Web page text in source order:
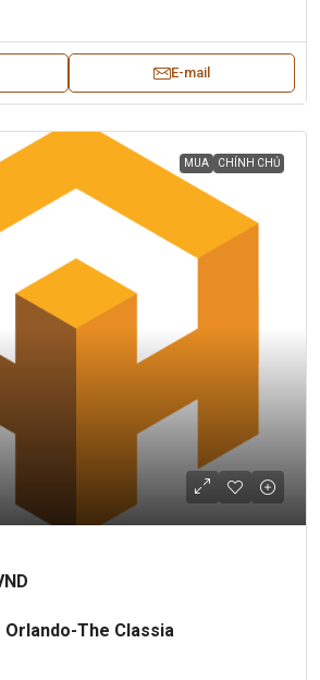
E-mail
MUA CHÍNH CHỦ
The Classia